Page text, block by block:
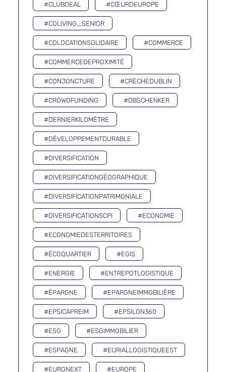
#CLUBDEAL #CŒURDEUROPE
#COLIVING_SENIOR
#COLOCATIONSOLIDAIRE #COMMERCE
#COMMERCEDEPROXIMITÉ
#CONJONCTURE #CRÈCHEDUBLIN
#CROWDFUNDING #DBSCHENKER
#DERNIERKILOMÈTRE
#DÉVELOPPEMENTDURABLE
#DIVERSIFICATION
#DIVERSIFICATIONGÉOGRAPHIQUE
#DIVERSIFICATIONPATRIMONIALE
#DIVERSIFICATIONSCPI #ECONOMIE
#ECONOMIEDESTERRITOIRES
#ÉCOQUARTIER #EGIS
#ENERGIE #ENTREPOTLOGISTIQUE
#ÉPARGNE #EPARGNEIMMOBILIÈRE
#EPSICAPREIM #EPSILON360
#ESG #ESGIMMOBILIER
#ESPAGNE #EURIALLOGISTIQUEEST
#EURONEXT #EUROPE